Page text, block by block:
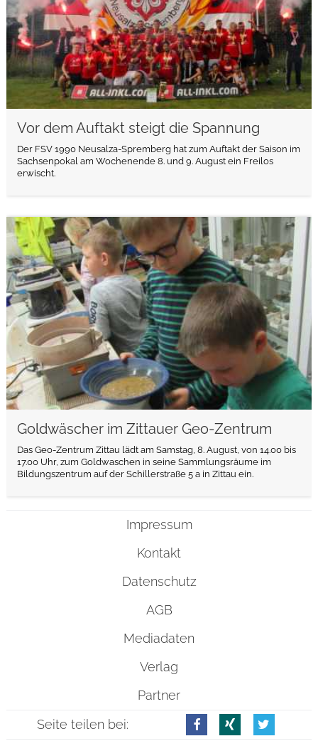
Vor dem Auftakt steigt die Spannung
Der FSV 1990 Neusalza-Spremberg hat zum Auftakt der Saison im
Sachsenpokal am Wochenende 8. und 9. August ein Freilos
erwischt.
Goldwäscher im Zittauer Geo-Zentrum
Das Geo-Zentrum Zittau lädt am Samstag, 8. August, von 14.00 bis
17.00 Uhr, zum Goldwaschen in seine Sammlungsräume im
Bildungszentrum auf der Schillerstraße 5 a in Zittau ein.
weiterlesen
Impressum
Kontakt
Datenschutz
AGB
Mediadaten
Verlag
Partner
Seite teilen bei: